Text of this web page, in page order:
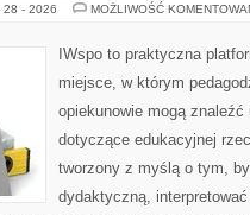
28 - 2026 MOŻLIWOŚĆ
IWspo to praktyczna
miejsce, w którym
opiekunowie mogą znaleźć
dotyczące edukacyjnej
tworzony z myślą o tym,
dydaktyczną,